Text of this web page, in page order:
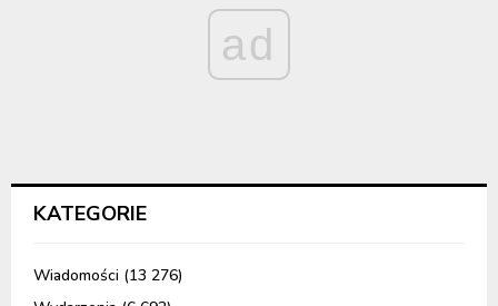
ad
KATEGORIE
Wiadomości (13 276)